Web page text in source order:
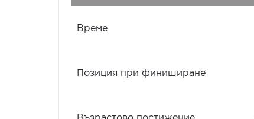
Време
Позиция при финиширане